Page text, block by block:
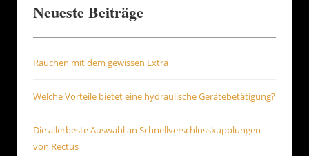
Neueste Beiträge
Rauchen mit dem gewissen Extra
Welche Vorteile bietet eine hydraulische Gerätebetätigung?
Die allerbeste Auswahl an Schnellverschlusskupplungen
von Rectus